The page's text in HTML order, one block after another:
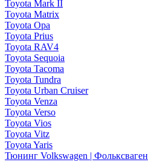
Toyota Mark II
Toyota Matrix
Toyota Opa
Toyota Prius
Toyota RAV4
Toyota Sequoia
Toyota Tacoma
Toyota Tundra
Toyota Urban Cruiser
Toyota Venza
Toyota Verso
Toyota Vios
Toyota Vitz
Toyota Yaris
Тюнинг Volkswagen | Фольксваген